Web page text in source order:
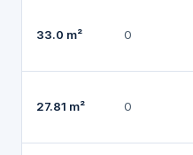
33.0 m² 0
27.81 m² 0